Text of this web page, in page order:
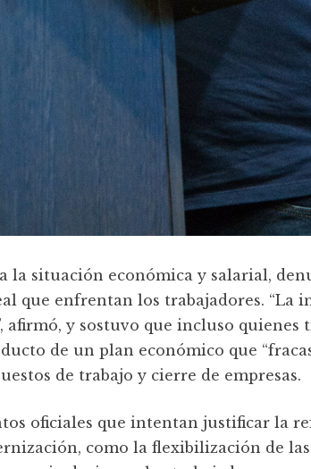
la situación económica y salarial,
que enfrentan los trabajadores. “La
afirmó, y sostuvo que incluso
de un plan económico que
de trabajo y cierre de empresas.
oficiales que intentan justificar la
como la flexibilización de